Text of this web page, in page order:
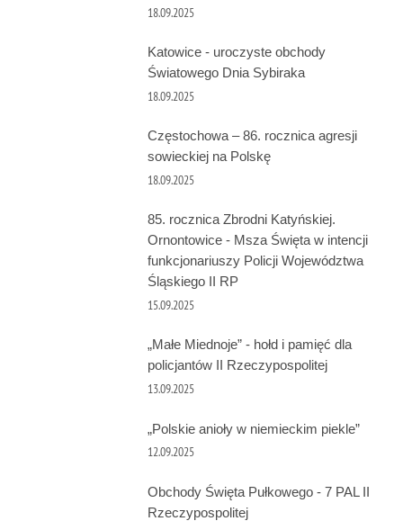
18.09.2025
Katowice - uroczyste obchody
Światowego Dnia Sybiraka
18.09.2025
Częstochowa – 86. rocznica agresji
sowieckiej na Polskę
18.09.2025
85. rocznica Zbrodni Katyńskiej.
Ornontowice - Msza Święta w intencji
funkcjonariuszy Policji Województwa
Śląskiego II RP
15.09.2025
„Małe Miednoje” - hołd i pamięć dla
policjantów II Rzeczypospolitej
13.09.2025
„Polskie anioły w niemieckim piekle”
12.09.2025
Obchody Święta Pułkowego - 7 PAL II
Rzeczypospolitej